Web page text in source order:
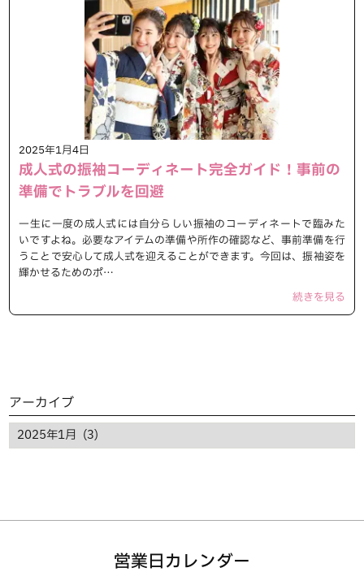
アーカイブ
2025年1月4日
成人式の振袖コーディネート完全ガイド！事前の
準備でトラブルを回避
一生に一度の成人式には自分らしい振袖のコーディネートで臨みた
いですよね。必要なアイテムの準備や所作の確認など、事前準備を行
うことで安心して成人式を迎えることができます。今回は、振袖姿を
輝かせるためのポ…
続きを見る
営業日カレンダー